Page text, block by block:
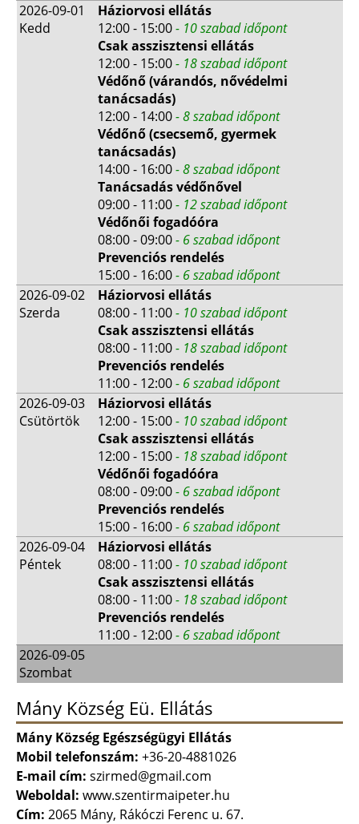
2026-09-01
Kedd
Háziorvosi ellátás
12:00 - 15:00- 10 szabad időpont
Csak asszisztensi ellátás
12:00 - 15:00- 18 szabad időpont
Védőnő (várandós, nővédelmi
tanácsadás)
12:00 - 14:00- 8 szabad időpont
Védőnő (csecsemő, gyermek
tanácsadás)
14:00 - 16:00- 8 szabad időpont
Tanácsadás védőnővel
09:00 - 11:00- 12 szabad időpont
Védőnői fogadóóra
08:00 - 09:00- 6 szabad időpont
Prevenciós rendelés
15:00 - 16:00- 6 szabad időpont
2026-09-02
Szerda
Háziorvosi ellátás
08:00 - 11:00- 10 szabad időpont
Csak asszisztensi ellátás
08:00 - 11:00- 18 szabad időpont
Prevenciós rendelés
11:00 - 12:00- 6 szabad időpont
2026-09-03
Csütörtök
Háziorvosi ellátás
12:00 - 15:00- 10 szabad időpont
Csak asszisztensi ellátás
12:00 - 15:00- 18 szabad időpont
Védőnői fogadóóra
08:00 - 09:00- 6 szabad időpont
Prevenciós rendelés
15:00 - 16:00- 6 szabad időpont
2026-09-04
Péntek
Háziorvosi ellátás
08:00 - 11:00- 10 szabad időpont
Csak asszisztensi ellátás
08:00 - 11:00- 18 szabad időpont
Prevenciós rendelés
11:00 - 12:00- 6 szabad időpont
2026-09-05
Szombat
Mány Község Eü. Ellátás
Mány Község Egészségügyi Ellátás
Mobil telefonszám: +36-20-4881026
E-mail cím: szirmed@gmail.com
Weboldal: www.szentirmaipeter.hu
Cím: 2065 Mány, Rákóczi Ferenc u. 67.